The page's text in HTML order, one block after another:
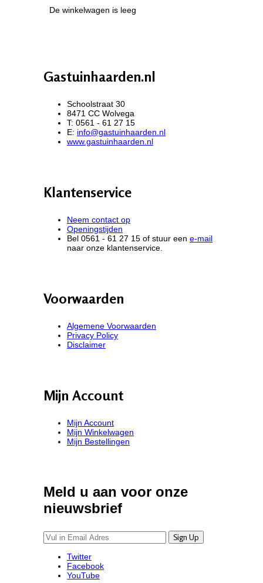
De winkelwagen is leeg
Gastuinhaarden.nl
Schoolstraat 30
8471 CC Wolvega
T: 0561 - 61 27 15
E: info@gastuinhaarden.nl
www.gastuinhaarden.nl
Klantenservice
Neem contact op
Openingstijden
Bel 0561 - 61 27 15 of stuur een e-mail
naar onze klantenservice.
Voorwaarden
Algemene Voorwaarden
Privacy Policy
Disclaimer
Mijn Account
Mijn Account
Mijn Winkelwagen
Mijn Bestellingen
Meld u aan voor onze
nieuwsbrief
Twitter
Facebook
YouTube